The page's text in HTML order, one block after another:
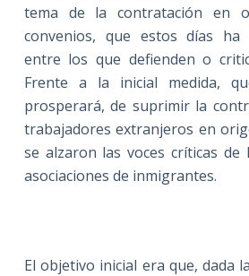
tema de la contratación en
convenios, que estos días ha
entre los que defienden o
Frente a la inicial medida,
prosperará, de suprimir la
trabajadores extranjeros en
se alzaron las voces críticas de
asociaciones de inmigrantes.
El objetivo inicial era que, dada